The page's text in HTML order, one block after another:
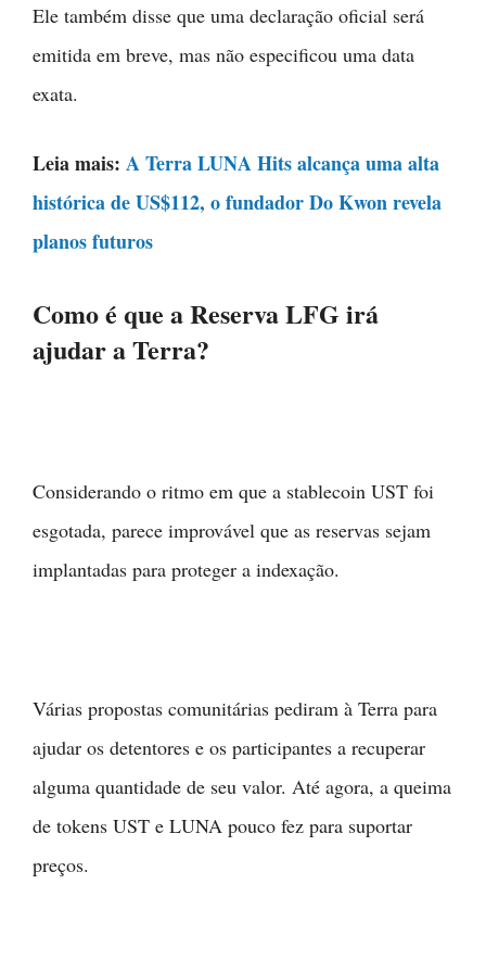
Ele também disse que uma declaração oficial será
emitida em breve, mas não especificou uma data
exata.
Leia mais: A Terra LUNA Hits alcança uma alta
histórica de US$112, o fundador Do Kwon revela
planos futuros
Como é que a Reserva LFG irá
ajudar a Terra?
Considerando o ritmo em que a stablecoin UST foi
esgotada, parece improvável que as reservas sejam
implantadas para proteger a indexação.
Várias propostas comunitárias pediram à Terra para
ajudar os detentores e os participantes a recuperar
alguma quantidade de seu valor. Até agora, a queima
de tokens UST e LUNA pouco fez para suportar
preços.